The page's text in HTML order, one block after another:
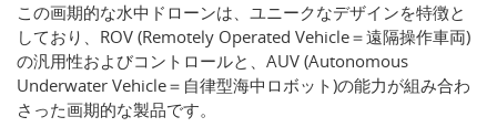
この画期的な水中ドローンは、ユニークなデザインを特徴と
しており、ROV (Remotely Operated Vehicle＝遠隔操作車両)
の汎用性およびコントロールと、AUV (Autonomous
Underwater Vehicle＝自律型海中ロボット)の能力が組み合わ
さった画期的な製品です。